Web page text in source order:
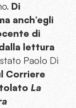
Di
anch’egli
di
lettura
Paolo Di
Corriere
La